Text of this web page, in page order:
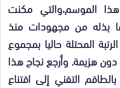
هذا الموسم،والتي مكنت
بذله من مجهودات منذ
المحتلة حاليا بمجموع
مقابلات دون هزيمة. وأرجع نجاح هذا
التقني إلى اقتناع